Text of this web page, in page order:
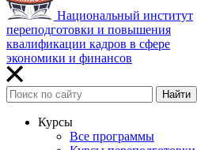
Национальный институт
переподготовки и повышения
квалификации кадров в сфере
экономики и финансов
Найти
Курсы
Все программы